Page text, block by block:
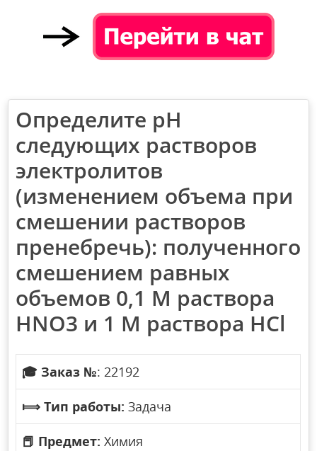
Определите pH
следующих растворов
электролитов
(изменением объема при
смешении растворов
пренебречь): полученного
смешением равных
объемов 0,1 М раствора
HNO3 и 1 М раствора HCl
🎓 Заказ №: 22192
⟾ Тип работы: Задача
📕 Предмет: Химия